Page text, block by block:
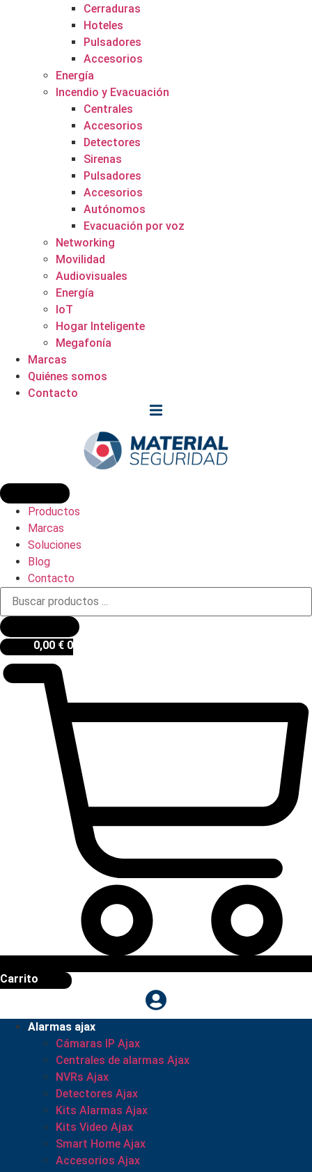
Cerraduras
Hoteles
Pulsadores
Accesorios
Energía
Incendio y Evacuación
Centrales
Accesorios
Detectores
Sirenas
Pulsadores
Accesorios
Autónomos
Evacuación por voz
Networking
Movilidad
Audiovisuales
Energía
IoT
Hogar Inteligente
Megafonía
Marcas
Quiénes somos
Contacto
Productos
Marcas
Soluciones
Blog
Contacto
Búsqueda
productos
0,00 € 0
Carrito
Alarmas ajax
Cámaras IP Ajax
Centrales de alarmas Ajax
NVRs Ajax
Detectores Ajax
Kits Alarmas Ajax
Kits Video Ajax
Smart Home Ajax
Accesorios Ajax